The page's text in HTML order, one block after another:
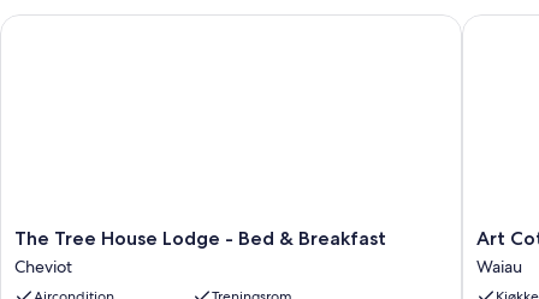
The
Tree
House
The Tree House Lodge - Bed & Breakfast
Cheviot
The Tree House Lodge - Bed & Breakfast
Art
Cottage
Waiau
Art
Waiau
Art